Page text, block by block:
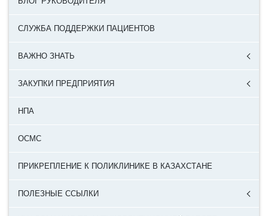
СЛУЖБА ПОДДЕРЖКИ ПАЦИЕНТОВ
ВАЖНО ЗНАТЬ
ЗАКУПКИ ПРЕДПРИЯТИЯ
НПА
ОСМС
ПРИКРЕПЛЕНИЕ К ПОЛИКЛИНИКЕ В КАЗАХСТАНЕ
ПОЛЕЗНЫЕ ССЫЛКИ